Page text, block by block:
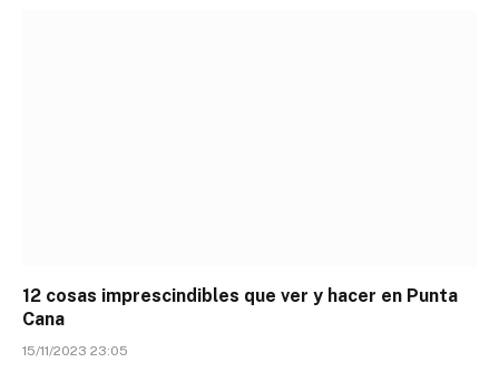
12 cosas imprescindibles que ver y hacer en Punta
Cana
15/11/2023 23:05